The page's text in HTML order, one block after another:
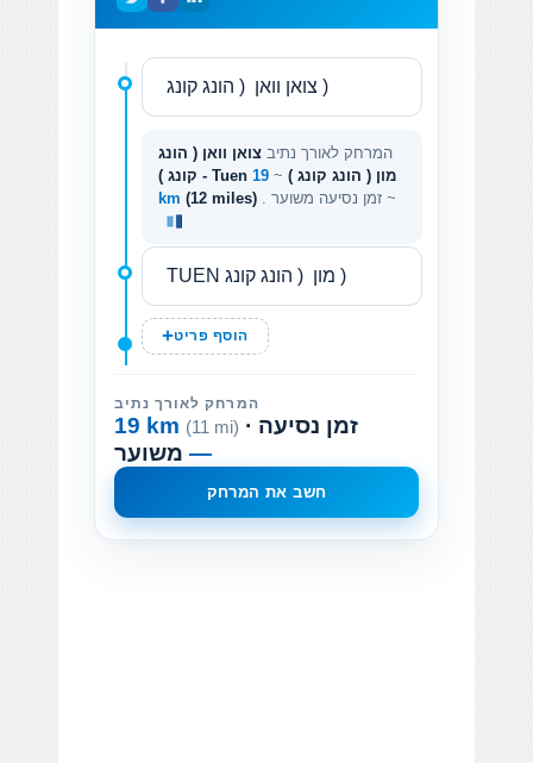
המרחק לאורך נתיב צואן וואן ( הונג
קונג ) - Tuen מון ( הונג קונג ) ~
19
km (12 miles) . זמן נסיעה משוער ~
הוסף פריט
המרחק לאורך נתיב
19 km (11 mi) · זמן נסיעה
—
חשב את המרחק